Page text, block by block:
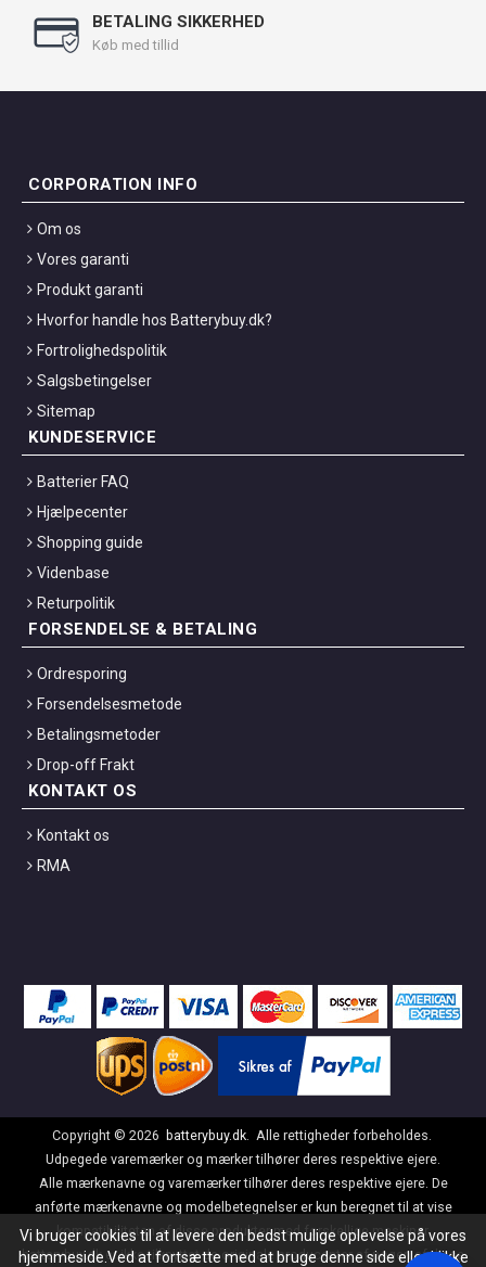
BETALING SIKKERHED
Køb med tillid
CORPORATION INFO
Om os
Vores garanti
Produkt garanti
Hvorfor handle hos Batterybuy.dk?
Fortrolighedspolitik
Salgsbetingelser
Sitemap
KUNDESERVICE
Batterier FAQ
Hjælpecenter
Shopping guide
Videnbase
Returpolitik
FORSENDELSE & BETALING
Ordresporing
Forsendelsesmetode
Betalingsmetoder
Drop-off Frakt
KONTAKT OS
Kontakt os
RMA
Copyright © 2026 batterybuy.dk. Alle rettigheder forbeholdes.
Udpegede varemærker og mærker tilhører deres respektive ejere.
Alle mærkenavne og varemærker tilhører deres respektive ejere. De
anførte mærkenavne og modelbetegnelser er kun beregnet til at vise
kompatibiliteten af disse produkter med forskellige maskiner.
batterybuy.dk er ikke tilknyttet de originale producenter af nogen af disse
Vi bruger cookies til at levere den bedst mulige oplevelse på vores
hjemmeside.Ved at fortsætte med at bruge denne side eller klikke